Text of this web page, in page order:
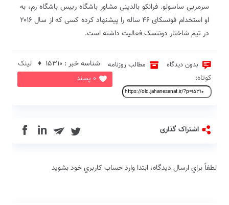
سرمربی ساسولو. فرانکو بالدینی مشاور باشگاه رییس باشگاه رم، به
او استخدام فونسکای ۴۶ ساله را پیشنهاد کرده کسی که از سال ۲۰۱۶
در تیم شاختار دونتسک فعالیت داشته است.
بدون دیدگاه مطالب روزنامه
0 پسند
شناسه خبر : 15310 ♦
لینک
کوتاه:
اشتراک گذاری in
لطفاً براي ارسال دیدگاه، ابتدا وارد حساب كاربري خود بشويد